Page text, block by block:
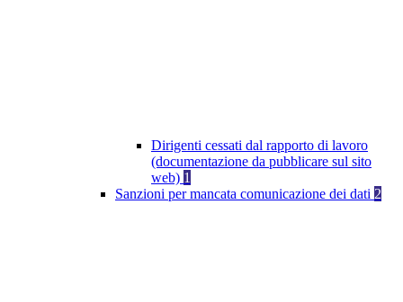
Dirigenti cessati dal rapporto di lavoro
(documentazione da pubblicare sul sito
web) 1
Sanzioni per mancata comunicazione dei dati 2